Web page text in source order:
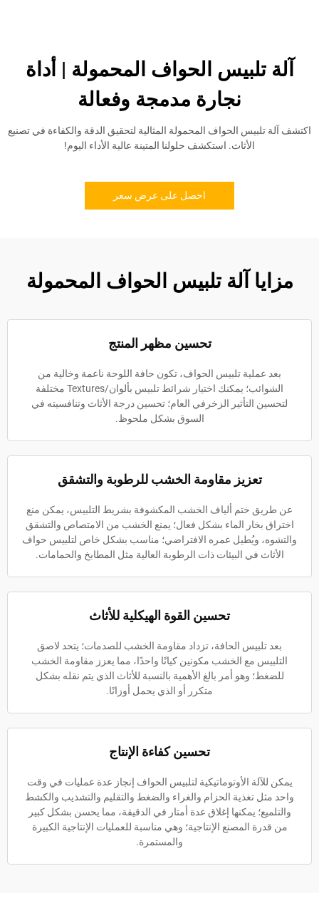
آلة تلبيس الحواف المحمولة | أداة
نجارة مدمجة وفعالة
آلة تلبيس الحواف المحمولة المثالية لتحقيق الدقة والكفاءة في تصنيع
الأثاث. استكشف حلولنا المتينة عالية الأداء اليوم!
احصل على عرض سعر
مزايا آلة تلبيس الحواف المحمولة
تحسين مظهر المنتج
بعد عملية تلبيس الحواف، تكون حافة اللوحة ناعمة وخالية من
الشوائب؛ يمكنك اختيار شرائط تلبيس بألوان/Textures مختلفة
لتحسين التأثير الزخرفي العام؛ تحسين درجة الأثاث وتنافسيته في
السوق بشكل ملحوظ.
تعزيز مقاومة الخشب للرطوبة والتشقق
عن طريق ختم ألياف الخشب المكشوفة بشريط التلبيس، يمكن منع
اختراق بخار الماء بشكل فعال؛ يمنع الخشب من الامتصاص والتشقق
والتشوه، ويُطيل عمره الافتراضي؛ مناسب بشكل خاص لتلبيس حواف
الأثاث في البيئات ذات الرطوبة العالية مثل المطابخ والحمامات.
تحسين القوة الهيكلية للأثاث
بعد تلبيس الحافة، تزداد مقاومة الخشب للصدمات؛ يتحد لاصق
التلبيس مع الخشب مكونين كيانًا واحدًا، مما يعزز مقاومة الخشب
للضغط؛ وهو أمر بالغ الأهمية بالنسبة للأثاث الذي يتم نقله بشكل
متكرر أو الذي يحمل أوزانًا.
تحسين كفاءة الإنتاج
يمكن للآلة الأوتوماتيكية لتلبيس الحواف إنجاز عدة عمليات في وقت
واحد مثل تغذية الحزام والغراء والضغط والتقليم والتشذيب والكشط
والتلميع؛ يمكنها إغلاق عدة أمتار في الدقيقة، مما يحسن بشكل كبير
من قدرة المصنع الإنتاجية؛ وهي مناسبة للعمليات الإنتاجية الكبيرة
والمستمرة.